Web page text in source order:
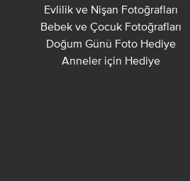
Evlilik ve Nişan Fotoğrafları
Bebek ve Çocuk Fotoğrafları
Doğum Günü Foto Hediye
Anneler için Hediye